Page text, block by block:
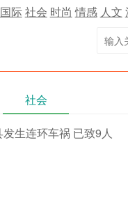
国际社会 时尚 情感 人文
社会